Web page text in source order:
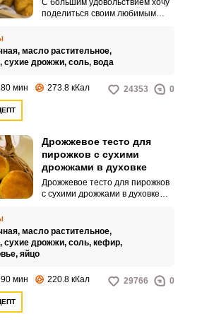
С большим удовольствием хочу
поделиться своим любимым
приготовления пирожков.
Дрожжевое тесто на воде и
приготовлении и
использовании.
масло растительное,
сухие дрожжи, соль, вода
80 мин 273.8 кКал 24353 0
Дрожжевое тесто для
пирожков с сухими
дрожжами в духовке
Дрожжевое тесто для пирожков
с сухими дрожжами в духовке
необычайно вкусного теста.
Тесто получается легким и
домашней выпечки, которую
можно приготовить как в
масло растительное,
сухие дрожжи, соль, кефир,
яйцо
90 мин 220.8 кКал 29766 0